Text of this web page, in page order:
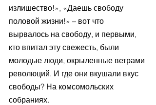
излишество!», «Даешь свободу
половой жизни!» – вот что
вырвалось на свободу, и первыми,
кто впитал эту свежесть, были
молодые люди, окрыленные ветрами
революций. И где они вкушали вкус
свободы? На комсомольских
собраниях.